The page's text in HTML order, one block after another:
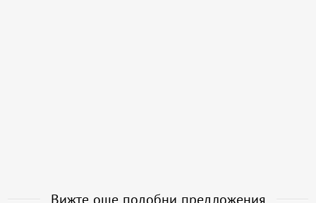
Вижте още подобни предложения